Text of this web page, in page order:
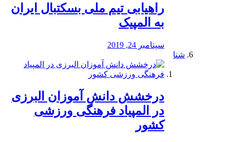
راهیابی تیم ملی بسکتبال ایران
به المپیک
سپتامبر 24, 2019
شنا
درخشش دانش آموزان البرزی
در المپیاد فرهنگی ورزشی
کشور